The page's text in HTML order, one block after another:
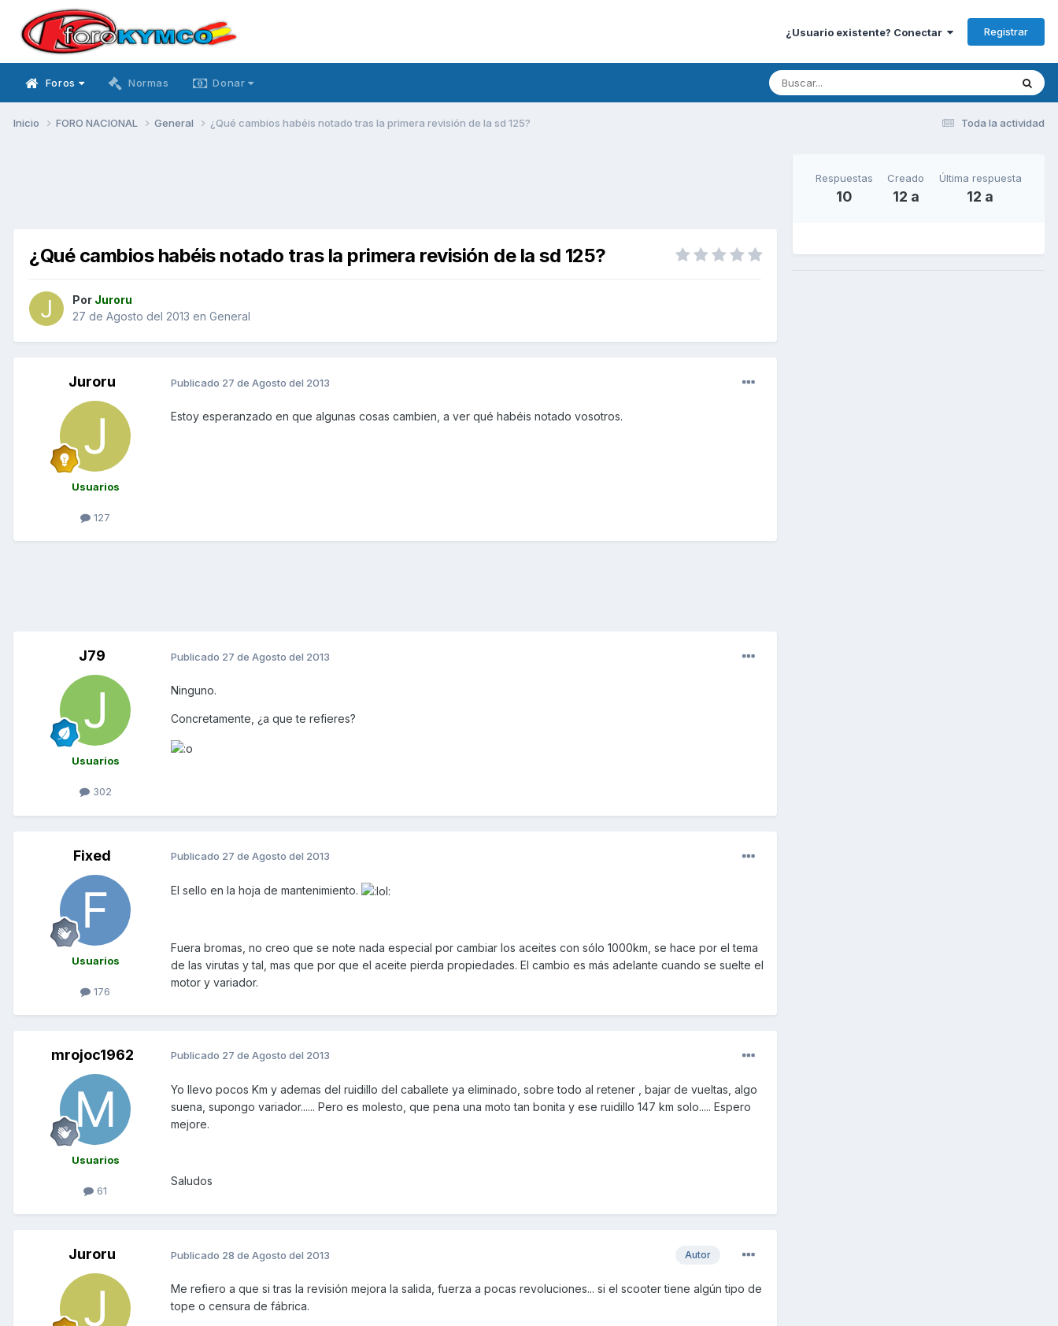
¿Usuario existente? Conectar Registrar
Foros Normas Donar
Toda la actividad
Inicio FORO NACIONAL General ¿Qué cambios habéis notado tras la primera revisión de la sd 125?
¿Qué cambios habéis notado tras la primera revisión de la sd 125?
Por Juroru
27 de Agosto del 2013 en General
Juroru
Usuarios
127
Publicado 27 de Agosto del 2013
Estoy esperanzado en que algunas cosas cambien, a ver qué habéis notado vosotros.
J79
Usuarios
302
Publicado 27 de Agosto del 2013
Ninguno.
Concretamente, ¿a que te refieres?
Fixed
Usuarios
176
Publicado 27 de Agosto del 2013
El sello en la hoja de mantenimiento.
Fuera bromas, no creo que se note nada especial por cambiar los aceites con sólo 1000km, se hace por el tema
de las virutas y tal, mas que por que el aceite pierda propiedades. El cambio es más adelante cuando se suelte el
motor y variador.
mrojoc1962
Usuarios
61
Publicado 27 de Agosto del 2013
Yo llevo pocos Km y ademas del ruidillo del caballete ya eliminado, sobre todo al retener , bajar de vueltas, algo
suena, supongo variador...... Pero es molesto, que pena una moto tan bonita y ese ruidillo 147 km solo..... Espero
mejore.
Saludos
Juroru Autor
Publicado 28 de Agosto del 2013
Me refiero a que si tras la revisión mejora la salida, fuerza a pocas revoluciones... si el scooter tiene algún tipo de
tope o censura de fábrica.
Respuestas
10
Creado
12 a
Última respuesta
12 a